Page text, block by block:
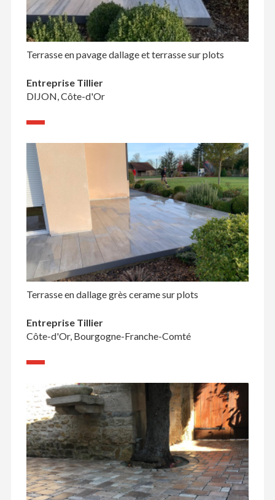
Terrasse en pavage dallage et terrasse sur plots
Entreprise Tillier
DIJON, Côte-d'Or
Terrasse en dallage grès cerame sur plots
Entreprise Tillier
Côte-d'Or, Bourgogne-Franche-Comté